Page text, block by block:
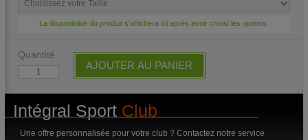
La disponibilité du produit s'affichera ici après avoir choisi les options.
Quantité :
AJOUTER AU PANIER
Intégral Sport Club
Une offre personnalisée pour votre club ? Contactez notre service